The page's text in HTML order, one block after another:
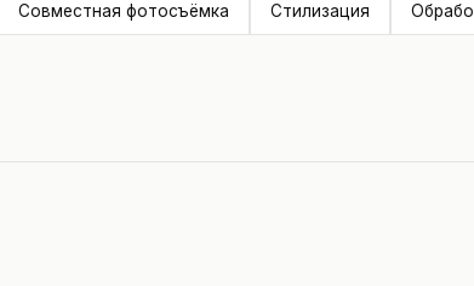
Совместная фотосъёмка Стилизация